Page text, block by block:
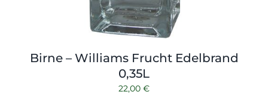
Birne – Williams Frucht Edelbrand
0,35L
22,00 €